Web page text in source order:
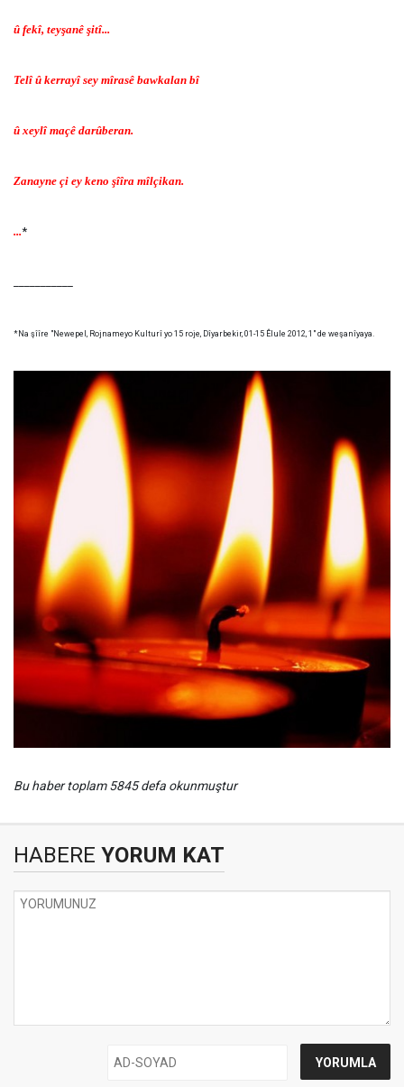
û fekî, teyşanê şitî...
Telî û kerrayî sey mîrasê bawkalan bî
û xeylî maçê darûberan.
Zanayne çi ey keno şîîra mîlçikan.
...*
*Na şîîre "Newepel, Rojnameyo Kulturî yo 15 roje, Dîyarbekir, 01-15 Êlule 2012, 1" de weşanîyaya.
Bu haber toplam 5845 defa okunmuştur
HABERE YORUM KAT